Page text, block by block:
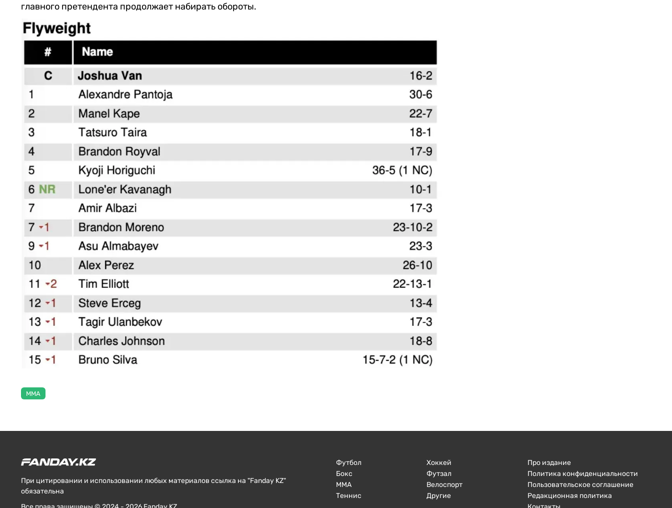
главного претендента продолжает набирать обороты.
MMA
При цитировании и использовании любых материалов ссылка на "Fanday KZ"
обязательна
Футбол
Бокс
ММА
Теннис
Хоккей
Футзал
Велоспорт
Другие
Про издание
Политика конфиденциальности
Пользовательское соглашение
Редакционная политика